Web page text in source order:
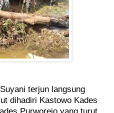
terjun langsung
dihadiri Kastowo Kades
Purworejo yang turut